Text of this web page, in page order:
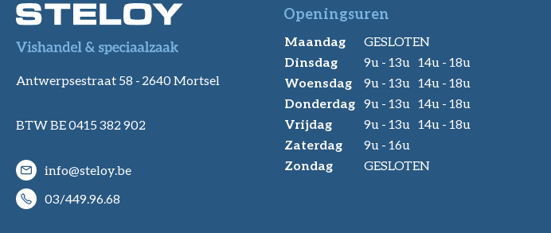
Antwerpsestraat 58 - 2640 Mortsel
BTW BE 0415 382 902
info@steloy.be
03/449.96.68
Openingsuren
Maandag
GESLOTEN
Dinsdag
9u - 13u 14u - 18u
Woensdag
9u - 13u 14u - 18u
Donderdag 9u - 13u 14u - 18u
Vrijdag
9u - 13u 14u - 18u
Zaterdag
9u - 16u
Zondag
GESLOTEN